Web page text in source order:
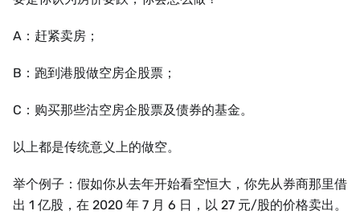
A：赶紧卖房；
B：跑到港股做空房企股票；
C：购买那些沽空房企股票及债券的基金。
以上都是传统意义上的做空。
举个例子：假如你从去年开始看空恒大，你先从券商那里借
出 1 亿股，在 2020 年 7 月 6 日，以 27 元/股的价格卖出。